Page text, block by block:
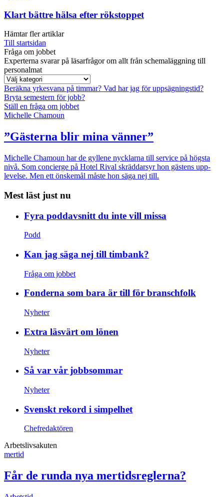
Klart bättre hälsa efter rökstoppet
Hämtar fler artiklar
Till startsidan
Fråga om jobbet
Experterna svarar på läsarfrågor om allt från schemaläggning till
personalmat
Beräkna yrkesvana på timmar? Vad har jag för uppsägningstid?
Bryta semestern för jobb?
Ställ en fråga om jobbet
Michelle Chamoun
”Gästerna blir mina vänner”
Michelle Chamoun har de gyllene nycklarna till service på högsta
nivå. Som concierge på Hotel Rival skräddarsyr hon gästens upp­
levelse. Men ett önskemål måste hon säga nej till.
Mest läst just nu
Fyra poddavsnitt du inte vill missa
Podd
Kan jag säga nej till timbank?
Fråga om jobbet
Fonderna som bara är till för branschfolk
Nyheter
Extra läsvärt om lönen
Nyheter
Så var vår jobbsommar
Nyheter
Svenskt rekord i simpelhet
Chefredaktören
Arbetslivsakuten
mertid
Får de runda nya mertidsreglerna?